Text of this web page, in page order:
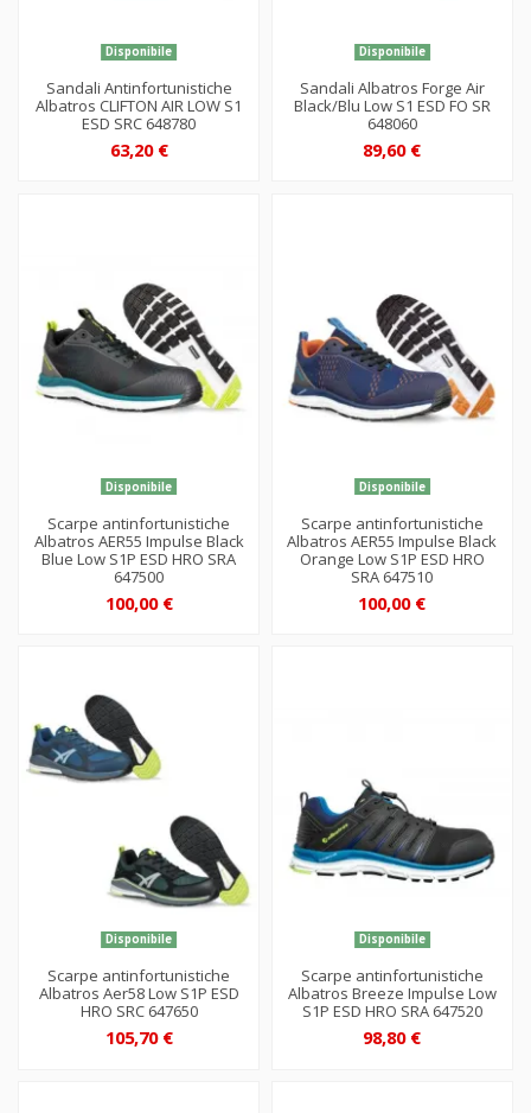
Disponibile
Sandali Antinfortunistiche
Albatros CLIFTON AIR LOW S1
ESD SRC 648780
63,20 €
Disponibile
Sandali Albatros Forge Air
Black/Blu Low S1 ESD FO SR
648060
89,60 €
Disponibile
Scarpe antinfortunistiche
Albatros AER55 Impulse Black
Blue Low S1P ESD HRO SRA
647500
100,00 €
Disponibile
Scarpe antinfortunistiche
Albatros AER55 Impulse Black
Orange Low S1P ESD HRO
SRA 647510
100,00 €
Disponibile
Scarpe antinfortunistiche
Albatros Aer58 Low S1P ESD
HRO SRC 647650
105,70 €
Disponibile
Scarpe antinfortunistiche
Albatros Breeze Impulse Low
S1P ESD HRO SRA 647520
98,80 €